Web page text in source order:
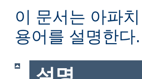
이 문서는 아파치
용어를 설명한다.